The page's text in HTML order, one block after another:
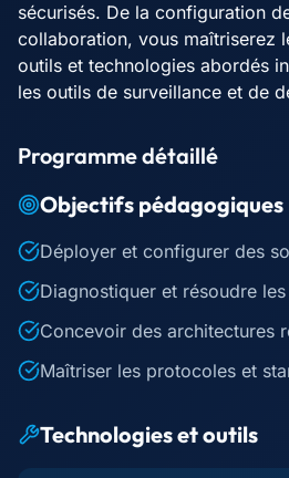
sécurisés. De la configuration
collaboration, vous maîtriserez
outils et technologies abordés
les outils de surveillance et de
Programme détaillé
Objectifs pédagogiques
Déployer et configurer des
Diagnostiquer et résoudre
Concevoir des architectures
Maîtriser les protocoles et
Technologies et outils